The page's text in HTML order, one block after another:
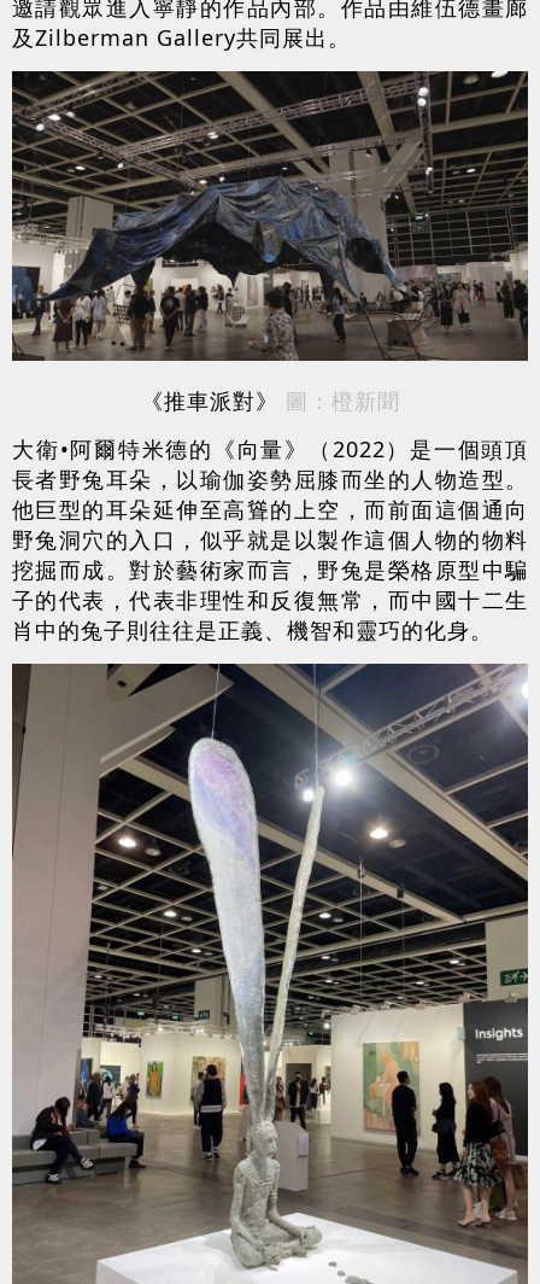
邀請觀眾進入寧靜的作品內部。作品由維伍德畫廊
及Zilberman Gallery共同展出。
《推車派對》
圖：橙新聞
大衛•阿爾特米德的《向量》（2022）是一個頭頂
長者野兔耳朵，以瑜伽姿勢屈膝而坐的人物造型。
他巨型的耳朵延伸至高聳的上空，而前面這個通向
野兔洞穴的入口，似乎就是以製作這個人物的物料
挖掘而成。對於藝術家而言，野兔是榮格原型中騙
子的代表，代表非理性和反復無常，而中國十二生
肖中的兔子則往往是正義、機智和靈巧的化身。